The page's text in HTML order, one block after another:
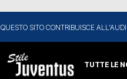
QUESTO SITO CONTRIBUISCE
TUTTE LE